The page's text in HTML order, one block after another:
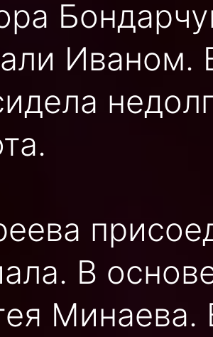
Иваном.
В
Минаева.